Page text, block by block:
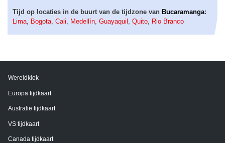
Tijd op locaties in de buurt van de tijdzone van Bucaramanga:
Lima
Bogota Cali Medellín Guayaquil Quito Rio Branco
Wereldklok
Europa tijdkaart
Australië tijdkaart
VS tijdkaart
Canada tijdkaart